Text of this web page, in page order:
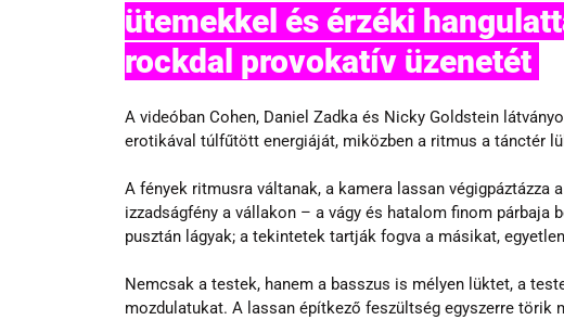
ütemekkel és érzéki
rockdal provokatív üzenetét
A videóban Cohen, Daniel Zadka és Nicky Goldstein
erotikával túlfűtött energiáját, miközben a ritmus a tánctér
A fények ritmusra váltanak, a kamera lassan végigpáztázza
izzadságfény a vállakon – a vágy és hatalom finom
pusztán lágyak; a tekintetek tartják fogva a másikat,
Nemcsak a testek, hanem a basszus is mélyen lüktet, a
mozdulatukat. A lassan építkező feszültség egyszerre